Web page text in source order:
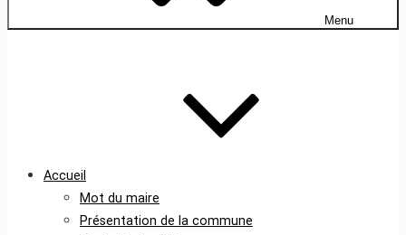
Menu
Accueil
Mot du maire
Présentation de la commune